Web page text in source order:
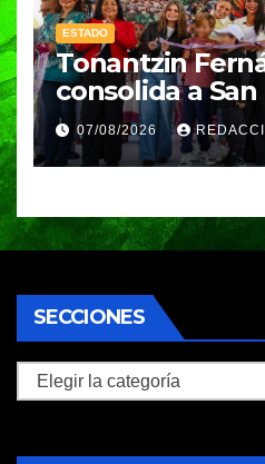
ESTADO
Tonantzin
consolida a
Cholula como
turismo
07/08/2026
SECCIONES
Secciones